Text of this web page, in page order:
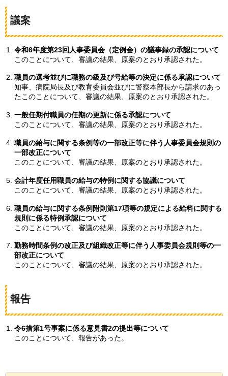
議案
令和6年度第23回人事委員会（定例会）の議事録の承認について
このことについて、審議の結果、原案のとおり承認された。
職員の選考並びに職務の級及び号給等の決定に係る承認について
知事、病院局長及び教育委員会並びに警察本部長から請求のあっ
たこのことについて、審議の結果、原案のとおり承認された。
一般任期付職員の任期の更新に係る承認について
このことについて、審議の結果、原案のとおり承認された。
職員の給与に関する条例等の一部改正等に伴う人事委員会規則の
一部改正について
このことについて、審議の結果、原案のとおり承認された。
会計年度任用職員の給与の特例に関する協議について
このことについて、審議の結果、原案のとおり承認された。
職員の給与に関する条例附則第17項等の規定による給料に関する
規則に係る特例承認について
このことについて、審議の結果、原案のとおり承認された。
勤務時間条例の改正及び組織改正等に伴う人事委員会規則等の一
部改正について
このことについて、審議の結果、原案のとおり承認された。
報告
令6措第1号事案に係る意見書2の提出等について
このことについて、報告があった。